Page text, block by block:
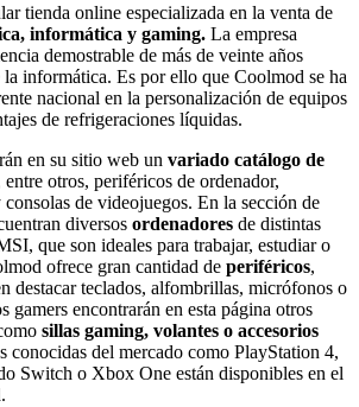
tienda online especializada en la venta de
informática y gaming. La empresa
demostrable de más de veinte años
la informática. Es por ello que Coolmod se ha
nacional en la personalización de equipos
de refrigeraciones líquidas.
en su sitio web un variado catálogo de
otros, periféricos de ordenador,
de videojuegos. En la sección de
diversos ordenadores de distintas
que son ideales para trabajar, estudiar o
ofrece gran cantidad de periféricos,
destacar teclados, alfombrillas, micrófonos o
gamers encontrarán en esta página otros
sillas gaming, volantes o accesorios
conocidas del mercado como PlayStation 4,
Switch o Xbox One están disponibles en el